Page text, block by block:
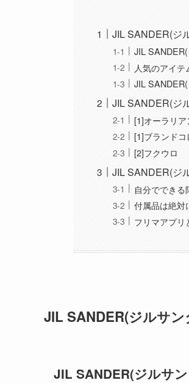
JIL SANDER(ジ
JIL
人気のアイテ
JIL
JIL SANDER(ジ
[1]オーラリア
[1]ブランドコ
[2]フクウロ
JIL SANDER(ジ
自分ででき
付属品は絶対
フリマアプリ
JIL SANDER(ジルサ
JIL SANDER(ジルサ